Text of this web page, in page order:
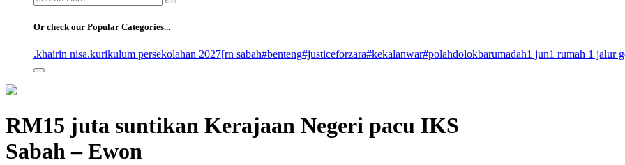
for:
Or check our Popular Categories...
.khairin nisa.kurikulum persekolahan 2027[rn sabah#benteng#justiceforzara#kekalanwar#polahdolokbarumadah1 jun1 rumah 1 jalur
RM15 juta suntikan Kerajaan Negeri pacu IKS
Sabah – Ewon